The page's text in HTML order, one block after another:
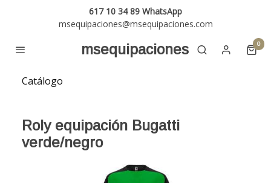
617 10 34 89 WhatsApp
msequipaciones@msequipaciones.com
msequipaciones 0
Catálogo
Roly equipación Bugatti
verde/negro